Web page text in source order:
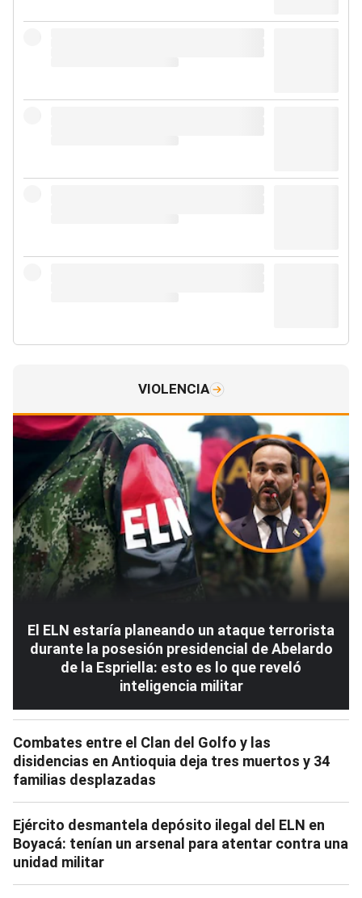
VIOLENCIA
El ELN estaría planeando un ataque terrorista
durante la posesión presidencial de Abelardo
de la Espriella: esto es lo que reveló
inteligencia militar
Combates entre el Clan del Golfo y las
disidencias en Antioquia deja tres muertos y 34
familias desplazadas
Ejército desmantela depósito ilegal del ELN en
Boyacá: tenían un arsenal para atentar contra una
unidad militar